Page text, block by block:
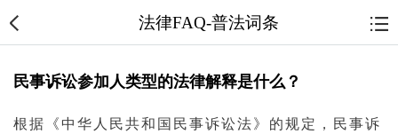
法律FAQ-普法词条
民事诉讼参加人类型的法律解释是什么？
根据《中华人民共和国 民事诉讼法》的规定， 民事诉